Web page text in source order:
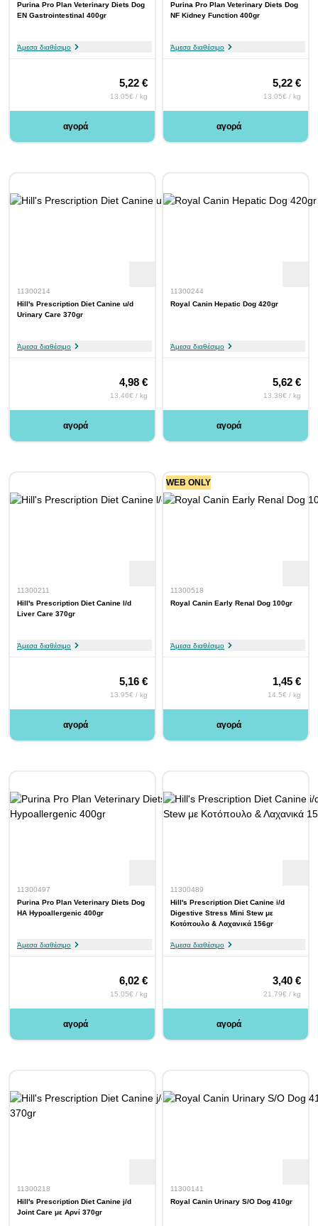
Purina Pro Plan Veterinary Diets Dog
EN Gastrointestinal 400gr
Άμεσα διαθέσιμο
5,22 €
13.05€ / kg
αγορά
Purina Pro Plan Veterinary Diets Dog
NF Kidney Function 400gr
Άμεσα διαθέσιμο
5,22 €
13.05€ / kg
αγορά
11300214
Hill's Prescription Diet Canine u/d
Urinary Care 370gr
Άμεσα διαθέσιμο
4,98 €
13.46€ / kg
αγορά
11300244
Royal Canin Hepatic Dog 420gr
Άμεσα διαθέσιμο
5,62 €
13.38€ / kg
αγορά
11300211
Hill's Prescription Diet Canine l/d
Liver Care 370gr
Άμεσα διαθέσιμο
5,16 €
13.95€ / kg
αγορά
WEB ONLY
11300518
Royal Canin Early Renal Dog 100gr
Άμεσα διαθέσιμο
1,45 €
14.5€ / kg
αγορά
11300497
Purina Pro Plan Veterinary Diets Dog
HA Hypoallergenic 400gr
Άμεσα διαθέσιμο
6,02 €
15.05€ / kg
αγορά
11300489
Hill's Prescription Diet Canine i/d
Digestive Stress Mini Stew με
Κοτόπουλο & Λαχανικά 156gr
Άμεσα διαθέσιμο
3,40 €
21.79€ / kg
αγορά
11300218
Hill's Prescription Diet Canine j/d
Joint Care με Αρνί 370gr
11300141
Royal Canin Urinary S/O Dog 410gr